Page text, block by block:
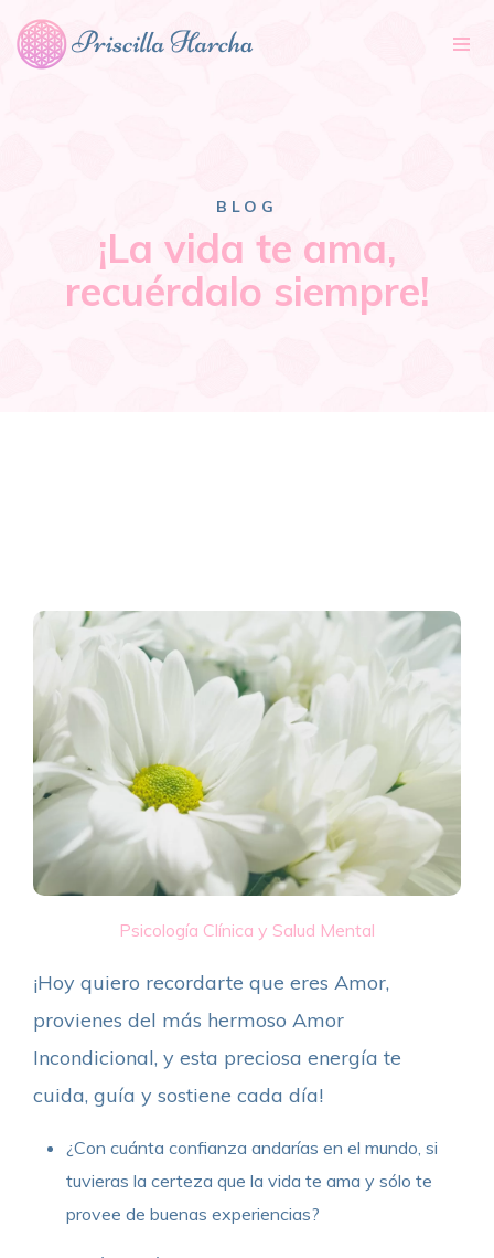
BLOG
¡La vida te ama,
recuérdalo siempre!
Psicología Clínica y Salud Mental
¡Hoy quiero recordarte que eres Amor,
provienes del más hermoso Amor
Incondicional, y esta preciosa energía te
cuida, guía y sostiene cada día!
¿Con cuánta confianza andarías en el mundo, si
tuvieras la certeza que la vida te ama y sólo te
provee de buenas experiencias?